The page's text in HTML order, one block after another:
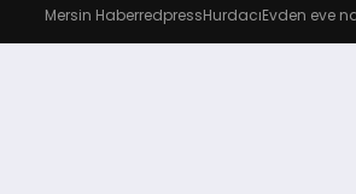
Mersin HaberredpressHurdacıEvden eve